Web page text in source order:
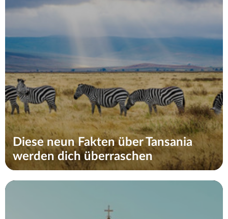
Diese neun Fakten über Tansania
werden dich überraschen